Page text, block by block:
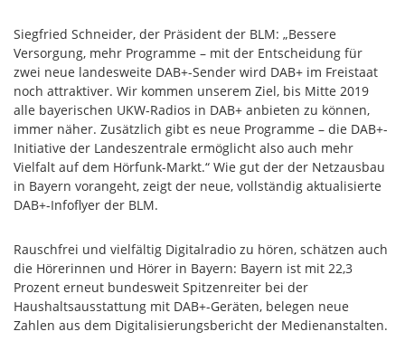
Siegfried Schneider, der Präsident der BLM: „Bessere
Versorgung, mehr Programme – mit der Entscheidung für
zwei neue landesweite DAB+-Sender wird DAB+ im Freistaat
noch attraktiver. Wir kommen unserem Ziel, bis Mitte 2019
alle bayerischen UKW-Radios in DAB+ anbieten zu können,
immer näher. Zusätzlich gibt es neue Programme – die DAB+-
Initiative der Landeszentrale ermöglicht also auch mehr
Vielfalt auf dem Hörfunk-Markt.“ Wie gut der der Netzausbau
in Bayern vorangeht, zeigt der neue, vollständig aktualisierte
DAB+-Infoflyer der BLM.
Rauschfrei und vielfältig Digitalradio zu hören, schätzen auch
die Hörerinnen und Hörer in Bayern: Bayern ist mit 22,3
Prozent erneut bundesweit Spitzenreiter bei der
Haushaltsausstattung mit DAB+-Geräten, belegen neue
Zahlen aus dem Digitalisierungsbericht der Medienanstalten.